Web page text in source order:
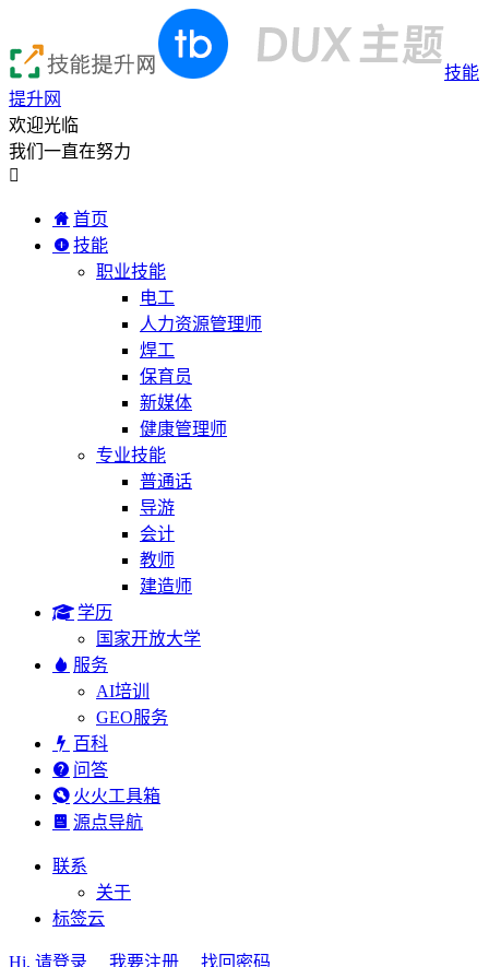
技能
提升网
欢迎光临
我们一直在努力

首页
技能
职业技能
电工
人力资源管理师
焊工
保育员
新媒体
健康管理师
专业技能
普通话
导游
会计
教师
建造师
学历
国家开放大学
服务
AI培训
GEO服务
百科
问答
火火工具箱
源点导航
联系
关于
标签云
Hi, 请登录 我要注册
找回密码